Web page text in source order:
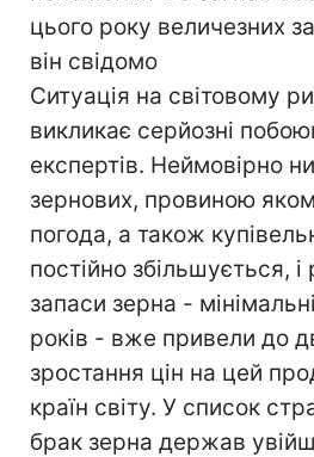
цього року величезних
він свідомо
Ситуація на світовому
викликає серйозні
експертів. Неймовірно
зернових, провиною
погода, а також
постійно збільшується,
запаси зерна -
років - вже привели до
зростання цін на цей
країн світу. У список
брак зерна держав